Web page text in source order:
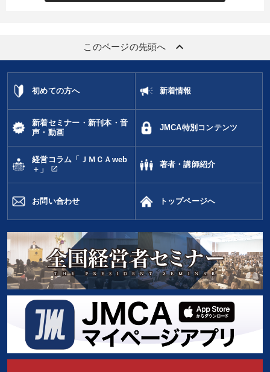
業績を伸ばしたい 経営を改善したい
財務・数字力の向上 経営体系を学びたい
キーワード
IT・デジタル活用 通信販売
資産運用 資産保全
local_offer タグから探す refresh 更新する
すべての音声・動画（全2077タイトル）からお探しいただけます
タグ・キーワード
一流人 MBA 生産性向上 M&A 理念・パーパス
大竹愼一 プロ経営者 ブランディング
このページの先頭へ keyboard_arrow_up
初めての方へ 新着情報
新着セミナー・新刊本・音
声・動画
JMCA特別コンテンツ
経営コラム「ＪＭＣＡweb
＋」
open_in_new
著者・講師紹介
お問い合わせ トップページへ